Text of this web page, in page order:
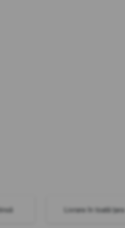
Livrare în toată țara